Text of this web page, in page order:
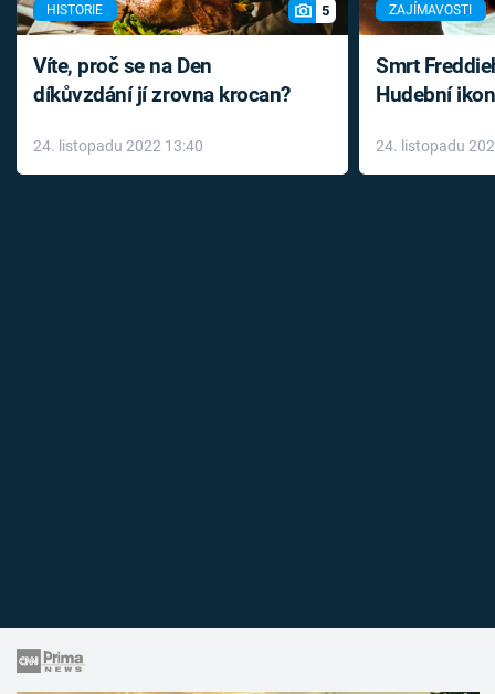
HISTORIE 5
Víte, proč se na Den
díkůvzdání jí zrovna krocan?
24. listopadu 2022 13:40
ZAJÍMAVOSTI
Smrt
Hudební
léky
24. listopadu